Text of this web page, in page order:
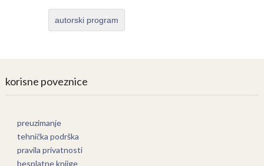
autorski program
korisne poveznice
preuzimanje
tehnička podrška
pravila privatnosti
besplatne knjige